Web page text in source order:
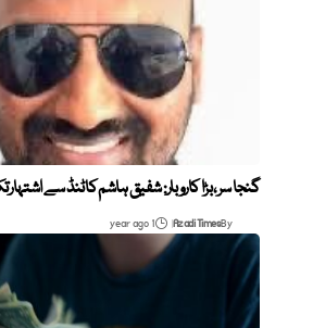
گنجا سر، بڑا کاروبار: شفیق ہاشم کا ٹنڈ سے
By
Azadi Times
1 year ago